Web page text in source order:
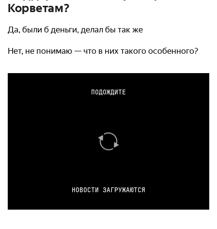
Корветам?
Да, были б деньги, делал бы так же
Нет, не понимаю — что в них такого особенного?
ПОДОЖДИТЕ
НОВОСТИ ЗАГРУЖАЮТСЯ